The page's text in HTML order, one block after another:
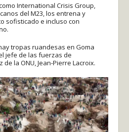
International Crisis Group,
del M23, los entrena y
sofisticado e incluso con
tropas ruandesas en Goma
jefe de las fuerzas de
la ONU, Jean-Pierre Lacroix.